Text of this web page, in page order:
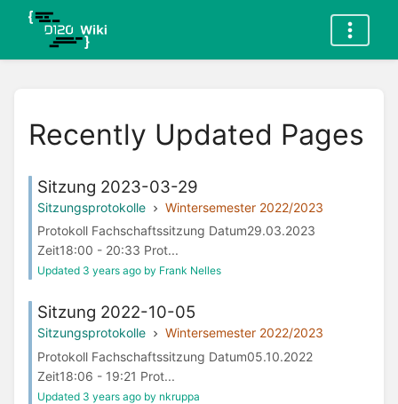
Recently Updated Pages
Sitzung 2023-03-29
Sitzungsprotokolle
Wintersemester 2022/2023
Protokoll Fachschaftssitzung Datum29.03.2023
Zeit18:00 - 20:33 Prot...
Updated 3 years ago by Frank Nelles
Sitzung 2022-10-05
Sitzungsprotokolle
Wintersemester 2022/2023
Protokoll Fachschaftssitzung Datum05.10.2022
Zeit18:06 - 19:21 Prot...
Updated 3 years ago by nkruppa